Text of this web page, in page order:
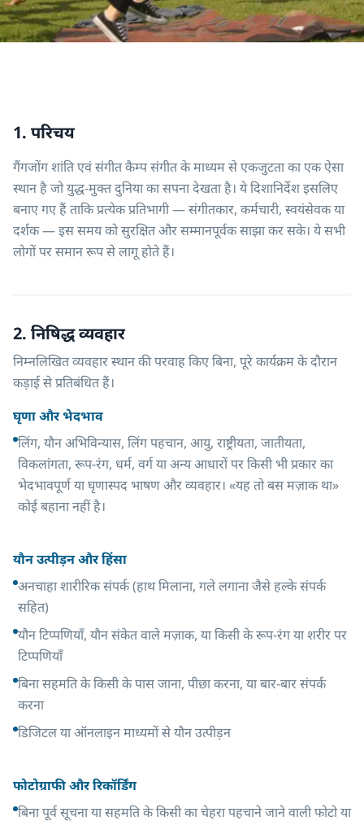
1. परिचय
गैंगजोंग शांति एवं संगीत कैम्प संगीत के माध्यम से एकजुटता का एक ऐसा
स्थान है जो युद्ध-मुक्त दुनिया का सपना देखता है। ये दिशानिर्देश इसलिए
बनाए गए हैं ताकि प्रत्येक प्रतिभागी — संगीतकार, कर्मचारी, स्वयंसेवक या
दर्शक — इस समय को सुरक्षित और सम्मानपूर्वक साझा कर सके। ये सभी
लोगों पर समान रूप से लागू होते हैं।
2. निषिद्ध व्यवहार
निम्नलिखित व्यवहार स्थान की परवाह किए बिना, पूरे कार्यक्रम के दौरान
कड़ाई से प्रतिबंधित हैं।
घृणा और भेदभाव
लिंग, यौन अभिविन्यास, लिंग पहचान, आयु, राष्ट्रीयता, जातीयता,
विकलांगता, रूप-रंग, धर्म, वर्ग या अन्य आधारों पर किसी भी प्रकार का
भेदभावपूर्ण या घृणास्पद भाषण और व्यवहार। «यह तो बस मज़ाक था»
कोई बहाना नहीं है।
यौन उत्पीड़न और हिंसा
अनचाहा शारीरिक संपर्क (हाथ मिलाना, गले लगाना जैसे हल्के संपर्क
सहित)
यौन टिप्पणियाँ, यौन संकेत वाले मज़ाक, या किसी के रूप-रंग या शरीर पर
टिप्पणियाँ
बिना सहमति के किसी के पास जाना, पीछा करना, या बार-बार संपर्क
करना
डिजिटल या ऑनलाइन माध्यमों से यौन उत्पीड़न
फोटोग्राफी और रिकॉर्डिंग
बिना पूर्व सूचना या सहमति के किसी का चेहरा पहचाने जाने वाली फोटो या